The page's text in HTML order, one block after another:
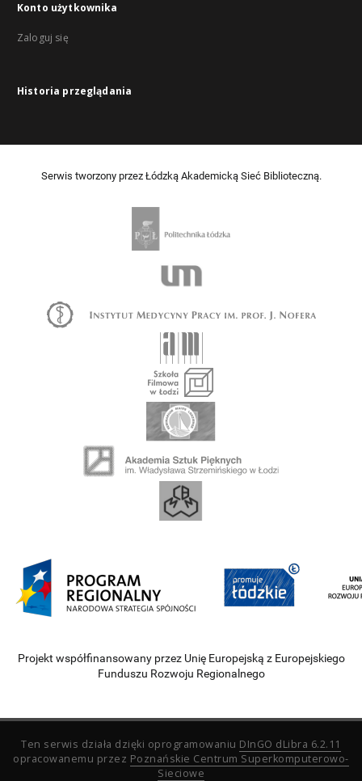
Konto użytkownika
Zaloguj się
Historia przeglądania
Serwis tworzony przez Łódzką Akademicką Sieć Biblioteczną.
Projekt współfinansowany przez Unię Europejską z Europejskiego
Funduszu Rozwoju Regionalnego
Ten serwis działa dzięki oprogramowaniu DInGO dLibra 6.2.11
opracowanemu przez Poznańskie Centrum Superkomputerowo-
Sieciowe